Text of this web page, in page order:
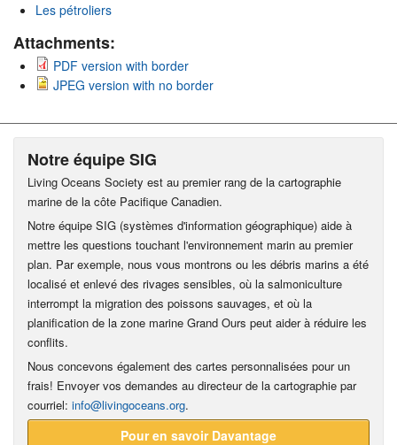
Les pétroliers
Attachments:
PDF version with border
JPEG version with no border
Notre équipe SIG
Living Oceans Society est au premier rang de la cartographie
marine de la côte Pacifique Canadien.
Notre équipe SIG (systèmes d'information géographique) aide à
mettre les questions touchant l'environnement marin au premier
plan. Par exemple, nous vous montrons ou les débris marins a été
localisé et enlevé des rivages sensibles, où la salmoniculture
interrompt la migration des poissons sauvages, et où la
planification de la zone marine Grand Ours peut aider à réduire les
conflits.
Nous concevons également des cartes personnalisées pour un
frais! Envoyer vos demandes au directeur de la cartographie par
courriel: info@livingoceans.org.
Pour en savoir Davantage